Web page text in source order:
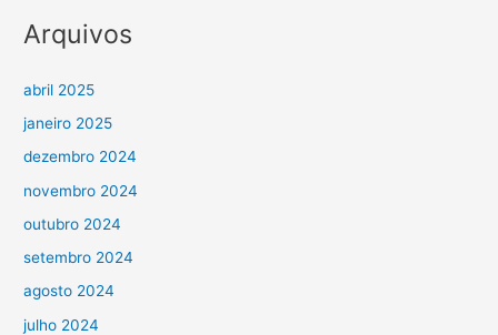
Arquivos
abril 2025
janeiro 2025
dezembro 2024
novembro 2024
outubro 2024
setembro 2024
agosto 2024
julho 2024